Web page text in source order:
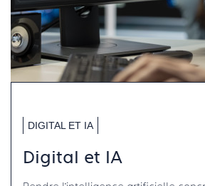
DIGITAL ET IA
Digital et IA